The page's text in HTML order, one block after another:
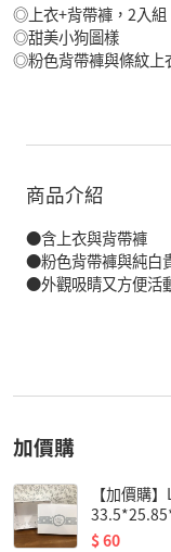
◎上衣+背帶褲，2入組
◎甜美小狗圖樣
◎粉色背帶褲與條紋上
商品介紹
●含上衣與背帶褲
●粉色背帶褲與純白
●外觀吸睛又方便活
加價購
【加價購
$60